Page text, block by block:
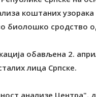
коштаних
биолошко сродство
обављена 2.
лица Српске.